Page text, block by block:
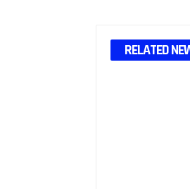
RELATED